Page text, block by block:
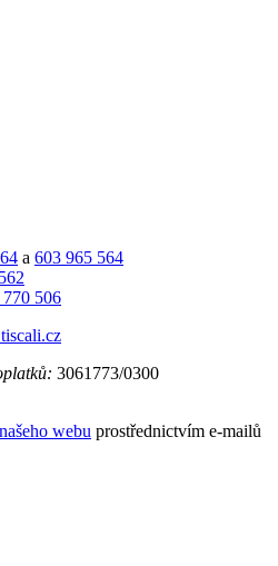
a 603 965 564
506
3061773/0300
webu prostřednictvím e-mailů